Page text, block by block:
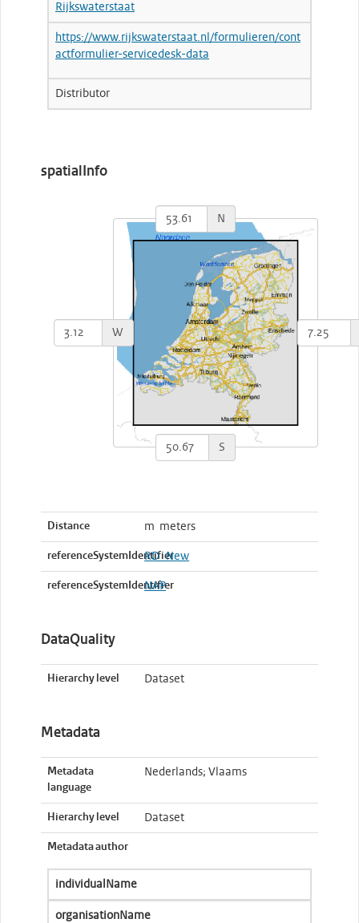
Rijkswaterstaat
https://www.rijkswaterstaat.nl/formulieren/cont
actformulier-servicedesk-data
Distributor
spatialInfo
N
S
W
Distance m meters
referenceSystemIdentifier
RD_New
referenceSystemIdentifier
NAP
DataQuality
Hierarchy level Dataset
Metadata
Metadata
language
Nederlands; Vlaams
Hierarchy level Dataset
Metadata author
individualName
organisationName